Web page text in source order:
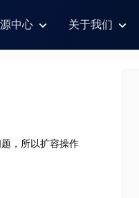
中心 关于我们
，所以扩容操作